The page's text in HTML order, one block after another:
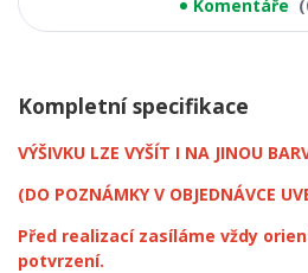
Komentáře
Kompletní specifikace
VÝŠIVKU LZE VYŠÍT I NA JINOU
(DO POZNÁMKY V OBJEDNÁVCE
Před realizací zasíláme vždy
potvrzení.